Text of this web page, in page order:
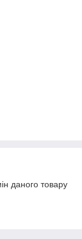
даного товару